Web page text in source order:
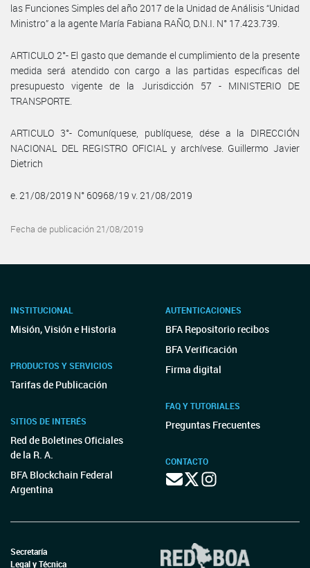
las Funciones Simples del año 2017 de la Unidad de Análisis “Unidad
Ministro” a la agente María Fabiana RAÑO, D.N.I. N° 17.423.739.
ARTICULO 2°- El gasto que demande el cumplimiento de la presente
medida será atendido con cargo a las partidas específicas del
presupuesto vigente de la Jurisdicción 57 - MINISTERIO DE
TRANSPORTE.
ARTICULO 3°- Comuníquese, publíquese, dése a la DIRECCIÓN
NACIONAL DEL REGISTRO OFICIAL y archívese. Guillermo Javier
Dietrich
e. 21/08/2019 N° 60968/19 v. 21/08/2019
Fecha de publicación 21/08/2019
INSTITUCIONAL
Misión, Visión e Historia
PRODUCTOS Y SERVICIOS
Tarifas de Publicación
SITIOS DE INTERÉS
Red de Boletines Oficiales
de la R. A.
BFA Blockchain Federal
Argentina
AUTENTICACIONES
BFA Repositorio recibos
BFA Verificación
Firma digital
FAQ Y TUTORIALES
Preguntas Frecuentes
CONTACTO
Secretaría
Legal y Técnica